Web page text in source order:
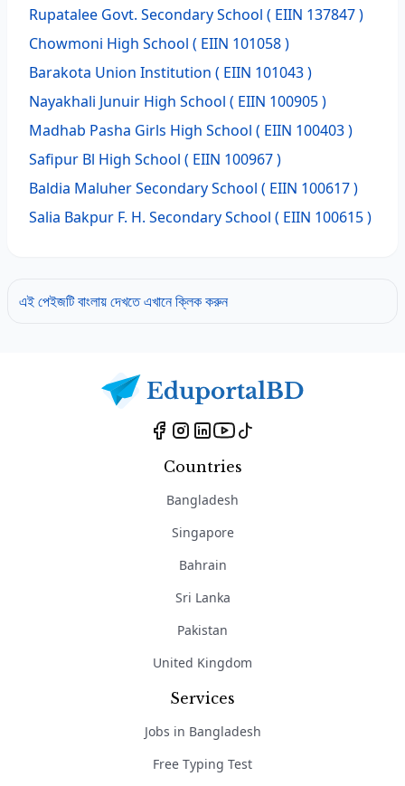
Rupatalee Govt. Secondary School ( EIIN 137847 )
Chowmoni High School ( EIIN 101058 )
Barakota Union Institution ( EIIN 101043 )
Nayakhali Junuir High School ( EIIN 100905 )
Madhab Pasha Girls High School ( EIIN 100403 )
Safipur Bl High School ( EIIN 100967 )
Baldia Maluher Secondary School ( EIIN 100617 )
Salia Bakpur F. H. Secondary School ( EIIN 100615 )
এই পেইজটি বাংলায় দেখতে এখানে ক্লিক করুন
Countries
Bangladesh
Singapore
Bahrain
Sri Lanka
Pakistan
United Kingdom
Services
Jobs in Bangladesh
Free Typing Test